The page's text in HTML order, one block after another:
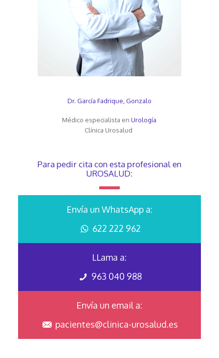
Dr. García Fadrique, Gonzalo
Médico especialista enUrología
Clínica Urosalud
Para pedir cita con esta profesional en
UROSALUD:
Envía un WhatsApp a:
622 222 962
LLama a:
963 040 988
Envía un email a:
pacientes@clinica-urosalud.es